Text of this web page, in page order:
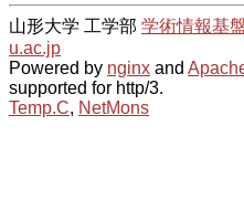
山形大学 工学部 学術情報基
u.ac.jp
Powered by nginx and
supported for http/3.
Temp.C, NetMons